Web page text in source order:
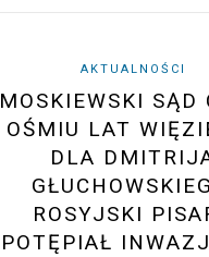
AKTUALNOŚCI
MOSKIEWSKI SĄD
OŚMIU LAT
DLA
ROSYJSKI
POTĘPIAŁ